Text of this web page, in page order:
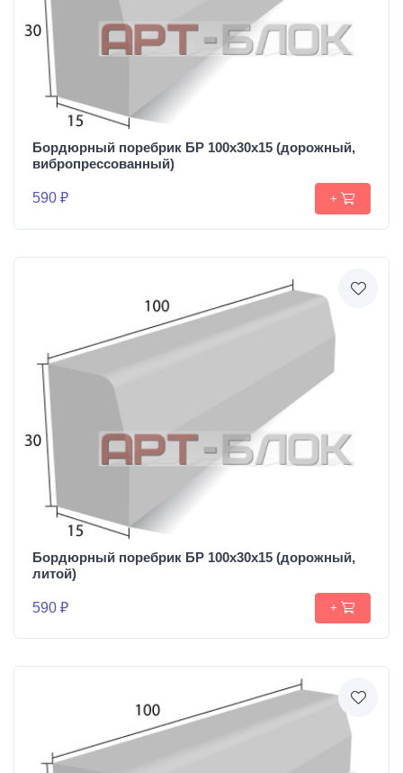
Бордюрный поребрик БР 100х30х15 (дорожный,
вибропрессованный)
590 ₽ +
Бордюрный поребрик БР 100х30х15 (дорожный,
литой)
590 ₽ +